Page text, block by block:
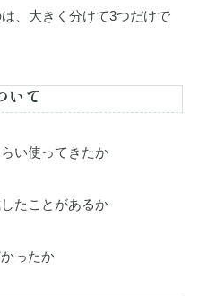
、大きく分けて3つだけで
いて
い使ってきたか
たことがあるか
ったか